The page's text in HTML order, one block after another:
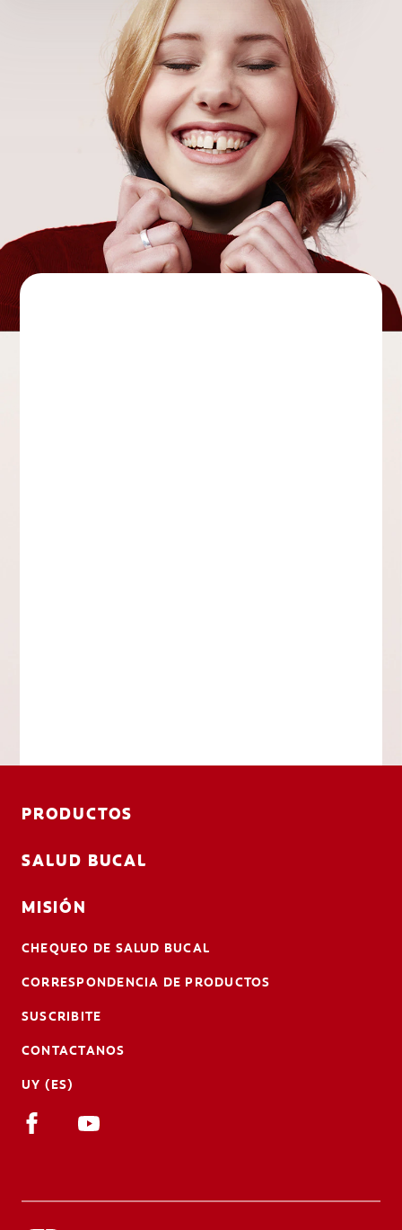
PRODUCTOS
SALUD BUCAL
MISIÓN
CHEQUEO DE SALUD BUCAL
CORRESPONDENCIA DE PRODUCTOS
SUSCRIBITE
CONTACTANOS
UY (ES)